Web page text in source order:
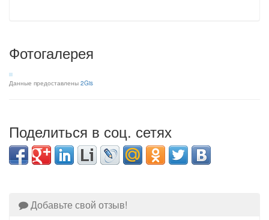
Фотогалерея
Данные предоставлены 2Gis
Поделиться в соц. сетях
Добавьте свой отзыв!